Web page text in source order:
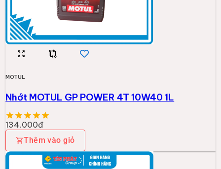
MOTUL
Nhớt MOTUL GP POWER 4T 10W40 1L
134.000đ
Thêm vào giỏ